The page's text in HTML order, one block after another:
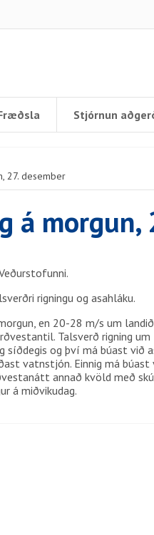
Stjórnun
27. desember
á morgun,
rigningu og asahláku.
en 20-28 m/s um
Talsverð rigning
og því má búast við
vatnstjón. Einnig má
annað kvöld með
á miðvikudag.